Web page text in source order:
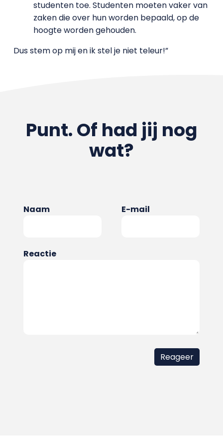
studenten toe. Studenten moeten vaker van
zaken die over hun worden bepaald, op de
hoogte worden gehouden.
Dus stem op mij en ik stel je niet teleur!”
Punt. Of had jij nog
wat?
Naam E-mail
Reactie